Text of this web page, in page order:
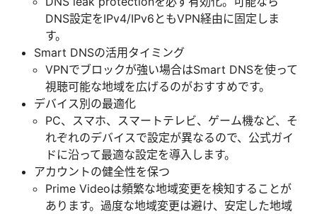
DNS設定をIPv4/IPv6ともVPN経由に固定しま
す。
Smart DNSの活用タイミング
VPNでブロックが強い場合はSmart DNSを使って
視聴可能な地域を広げるのがおすすめです。
デバイス別の最適化
PC、スマホ、スマートテレビ、ゲーム機など、そ
れぞれのデバイスで設定が異なるので、公式ガイ
ドに沿って最適な設定を導入します。
アカウントの健全性を保つ
Prime Videoは頻繁な地域変更を検知することが
あります。過度な地域変更は避け、安定した地域